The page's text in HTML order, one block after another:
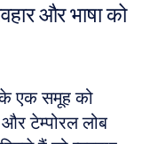
और भाषा को
के एक समूह को
टेम्पोरल लोब